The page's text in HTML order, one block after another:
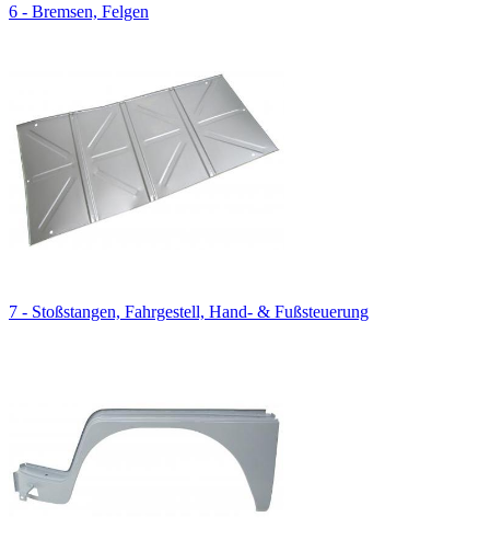
6 - Bremsen, Felgen
7 - Stoßstangen, Fahrgestell, Hand- & Fußsteuerung